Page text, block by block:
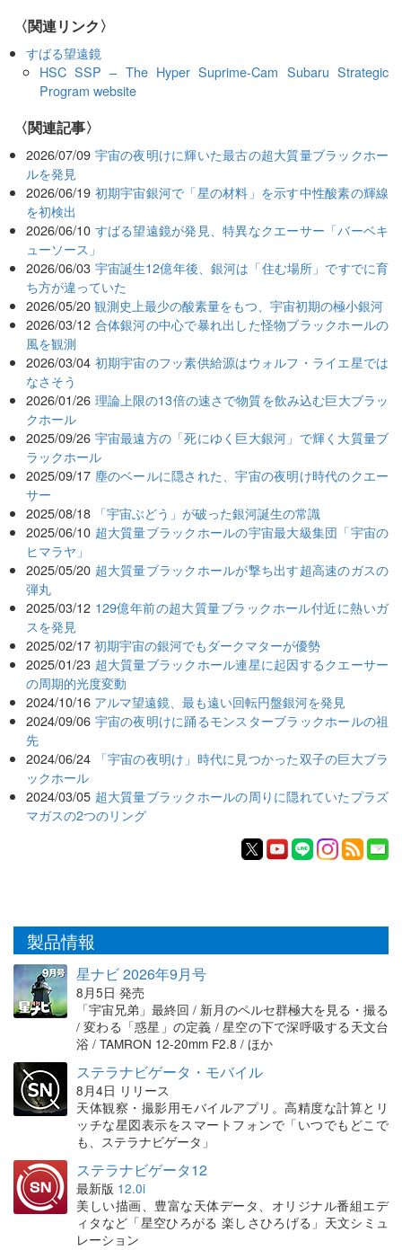
〈関連リンク〉
すばる望遠鏡
HSC SSP – The Hyper Suprime-Cam Subaru Strategic
Program website
関連記事
2026/07/09 宇宙の夜明けに輝いた最古の超大質量ブラックホー
ルを発見
2026/06/19 初期宇宙銀河で「星の材料」を示す中性酸素の輝線
を初検出
2026/06/10 すばる望遠鏡が発見、特異なクエーサー「バーベキ
ューソース」
2026/06/03 宇宙誕生12億年後、銀河は「住む場所」ですでに育
ち方が違っていた
2026/05/20 観測史上最少の酸素量をもつ、宇宙初期の極小銀河
2026/03/12 合体銀河の中心で暴れ出した怪物ブラックホールの
風を観測
2026/03/04 初期宇宙のフッ素供給源はウォルフ・ライエ星では
なさそう
2026/01/26 理論上限の13倍の速さで物質を飲み込む巨大ブラッ
クホール
2025/09/26 宇宙最遠方の「死にゆく巨大銀河」で輝く大質量ブ
ラックホール
2025/09/17 塵のベールに隠された、宇宙の夜明け時代のクエー
サー
2025/08/18 「宇宙ぶどう」が破った銀河誕生の常識
2025/06/10 超大質量ブラックホールの宇宙最大級集団「宇宙の
ヒマラヤ」
2025/05/20 超大質量ブラックホールが撃ち出す超高速のガスの
弾丸
2025/03/12 129億年前の超大質量ブラックホール付近に熱いガ
スを発見
2025/02/17 初期宇宙の銀河でもダークマターが優勢
2025/01/23 超大質量ブラックホール連星に起因するクエーサー
の周期的光度変動
2024/10/16 アルマ望遠鏡、最も遠い回転円盤銀河を発見
2024/09/06 宇宙の夜明けに踊るモンスターブラックホールの祖
先
2024/06/24
「宇宙の夜明け」時代に見つかった双子の巨大ブラ
ックホール
2024/03/05 超大質量ブラックホールの周りに隠れていたプラズ
マガスの2つのリング
製品情報
星ナビ 2026年9月号
8月5日 発売
「宇宙兄弟」最終回 / 新月のペルセ群極大を見る・撮る
/ 変わる「惑星」の定義 / 星空の下で深呼吸する天文台
浴 / TAMRON 12-20mm F2.8 / ほか
ステラナビゲータ・モバイル
8月4日 リリース
天体観察・撮影用モバイルアプリ。高精度な計算とリ
ッチな星図表示をスマートフォンで「いつでもどこで
も、ステラナビゲータ」
ステラナビゲータ12
最新版 12.0i
美しい描画、豊富な天体データ、オリジナル番組エデ
ィタなど「星空ひろがる 楽しさひろげる」天文シミュ
レーション